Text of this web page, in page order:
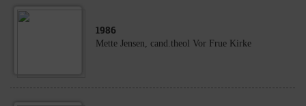
1986
Mette Jensen, cand.theol Vor Frue Kirke